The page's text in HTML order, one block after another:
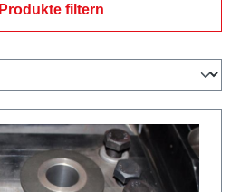
Produkte filtern